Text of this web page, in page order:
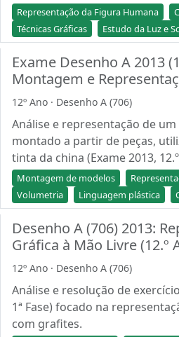
Representação da Figura Humana
Técnicas Gráficas
Estudo da Luz e
Exame Desenho A 2013
Montagem e
12º Ano · Desenho A (706)
Análise e representação de
montado a partir de peças,
tinta da china (Exame 2013,
Montagem de modelos
Volumetria
Linguagem plástica
Desenho A (706) 2013:
Gráfica à Mão Livre (12.º
12º Ano · Desenho A (706)
Análise e resolução de
1ª Fase) focado na
com grafites.